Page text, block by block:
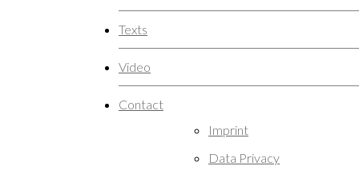
Texts
Video
Contact
Imprint
Data Privacy